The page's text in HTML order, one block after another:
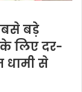
बड़े
लिए दर-
से